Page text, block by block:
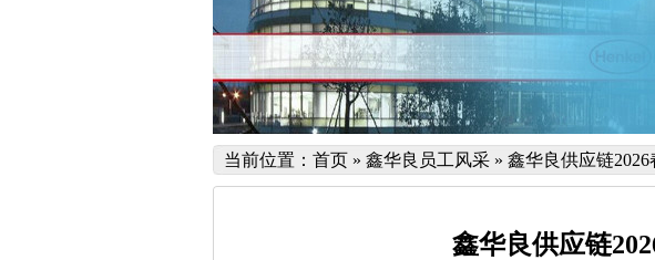
当前位置： 首页 » 鑫华良员工风采 » 鑫华良供应链2026
鑫华良供应链